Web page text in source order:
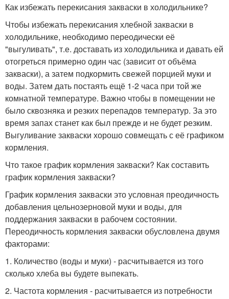
Как избежать перекисания закваски в холодильнике?
Чтобы избежать перекисания хлебной закваски в
холодильнике, необходимо переодически её
"выгуливать", т.е. доставать из холодильника и давать ей
отогреться примерно один час (зависит от объёма
закваски), а затем подкормить свежей порцией муки и
воды. Затем дать постаять ещё 1-2 часа при той же
комнатной температуре. Важно чтобы в помещении не
было сквозняка и резких перепадов температур. За это
время запах станет как был прежде и не будет резким.
Выгуливание закваски хорошо совмещать с её графиком
кормления.
Что такое график кормления закваски? Как составить
график кормления закваски?
График кормления закваски это условная преодичность
добавления цельнозерновой муки и воды, для
поддержания закваски в рабочем состоянии.
Переодичность кормления закваски обусловлена двумя
факторами:
1. Количество (воды и муки) - расчитывается из того
сколько хлеба вы будете выпекать.
2. Частота кормления - расчитывается из потребности